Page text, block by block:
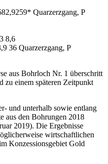
Quarzerzgang, P
8,6
36 Quarzerzgang, P
aus Bohrloch Nr. 1 überschritt
zu einem späteren Zeitpunkt
und unterhalb sowie entlang
aus den Bohrungen 2018
2019). Die Ergebnisse
wirtschaftlichen
Konzessionsgebiet Gold